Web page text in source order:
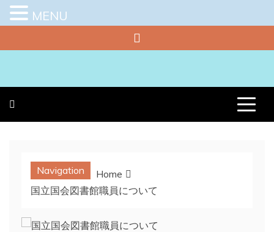
to
Navigation
Home
国立国会図書館職員について
MENU